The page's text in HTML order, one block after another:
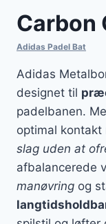
Carbon
Adidas Padel Bat
Adidas
designet til
padelbanen.
optimal
slag uden at
afbalancerede
manøvring og